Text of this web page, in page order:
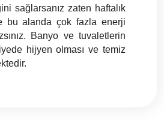
sağlarsanız zaten haftalık
bu alanda çok fazla enerji
Banyo ve tuvaletlerin
hijyen olması ve temiz